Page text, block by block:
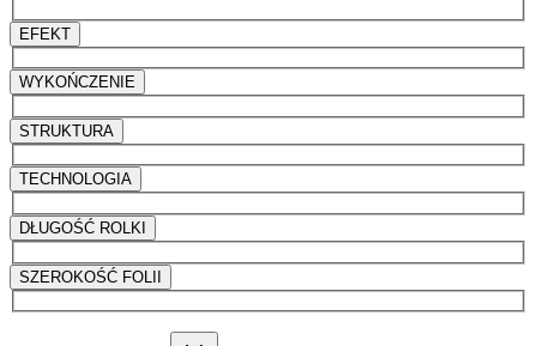
EFEKT
WYKOŃCZENIE
STRUKTURA
TECHNOLOGIA
DŁUGOŚĆ ROLKI
SZEROKOŚĆ FOLII